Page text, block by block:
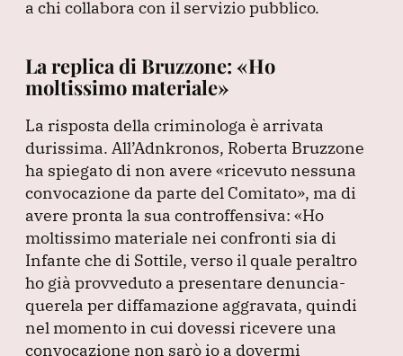
a chi collabora con il servizio pubblico.
La replica di Bruzzone: «Ho
moltissimo materiale»
La risposta della criminologa è arrivata
durissima. All’Adnkronos, Roberta Bruzzone
ha spiegato di non avere «ricevuto nessuna
convocazione da parte del Comitato», ma di
avere pronta la sua controffensiva: «Ho
moltissimo materiale nei confronti sia di
Infante che di Sottile, verso il quale peraltro
ho già provveduto a presentare denuncia-
querela per diffamazione aggravata, quindi
nel momento in cui dovessi ricevere una
convocazione non sarò io a dovermi